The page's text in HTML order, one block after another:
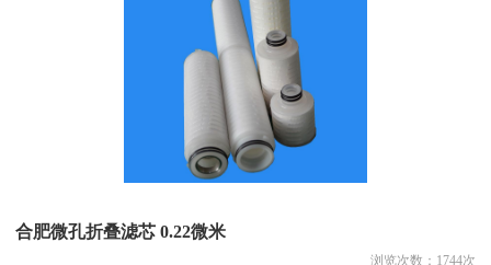
合肥微孔折叠滤芯 0.22微米
浏览次数： 1744次